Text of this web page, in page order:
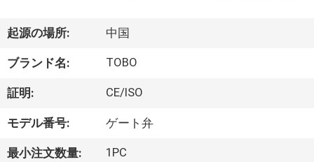
ロ
ダ
ク
ト
起源の場所: 中国
ブランド名: TOBO
証明: CE/ISO
モデル番号: ゲート弁
最小注文数量: 1PC